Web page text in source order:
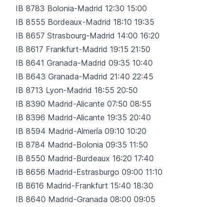
IB 8783 Bolonia-Madrid 12:30 15:00
IB 8555 Bordeaux-Madrid 18:10 19:35
IB 8657 Strasbourg-Madrid 14:00 16:20
IB 8617 Frankfurt-Madrid 19:15 21:50
IB 8641 Granada-Madrid 09:35 10:40
IB 8643 Granada-Madrid 21:40 22:45
IB 8713 Lyon-Madrid 18:55 20:50
IB 8390 Madrid-Alicante 07:50 08:55
IB 8396 Madrid-Alicante 19:35 20:40
IB 8594 Madrid-Almería 09:10 10:20
IB 8784 Madrid-Bolonia 09:35 11:50
IB 8550 Madrid-Burdeaux 16:20 17:40
IB 8656 Madrid-Estrasburgo 09:00 11:10
IB 8616 Madrid-Frankfurt 15:40 18:30
IB 8640 Madrid-Granada 08:00 09:05